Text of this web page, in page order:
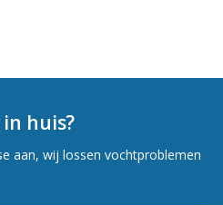
huis?
aan, wij lossen vochtproblemen